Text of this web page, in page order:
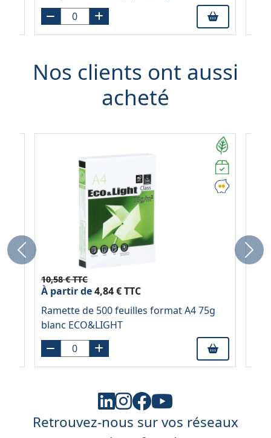
Nos clients ont aussi
acheté
10,58 € TTC
À partir de4,84 € TTC
Ramette de 500 feuilles format A4 75g
blanc ECO&LIGHT
Previous Next
Retrouvez-nous sur vos réseaux